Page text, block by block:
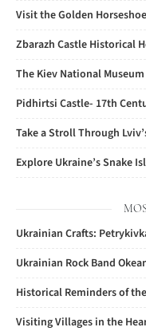
Visit the Golden
Zbarazh Castle Historical
The Kiev National
Pidhirtsi Castle- 17th
Take a Stroll Through
Explore Ukraine’s Snake
Ukrainian Crafts:
Ukrainian Rock Band
Historical Reminders of
Visiting Villages in the